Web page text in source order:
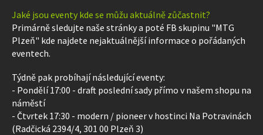
Jaké jsou eventy kde se můžu aktuálně zůčastnit?
Primárně sledujte naše stránky a poté FB skupinu "MTG
Plzeň" kde najdete nejaktuálnější informace o pořádaných
eventech.
Týdně pak probíhají následující eventy:
- Pondělí 17:00 - draft poslední sady přímo v našem shopu na
náměstí
- Čtvrtek 17:30 - modern / pioneer v hostinci Na Potravinách
(Radčická 2394/4, 301 00 Plzeň 3)